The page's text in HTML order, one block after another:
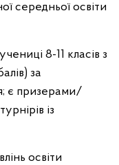
середньої освіти
8-11 класів з
за
є призерами/
із
освіти